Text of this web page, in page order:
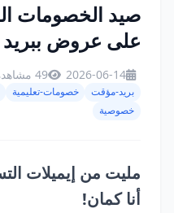
صيد الخصومات
على عروض
2026-06-14 49 مشاهدة
بريد-مؤقت خصومات-تعليمية
خصوصية
مليت من إيميلات
أنا كمان!